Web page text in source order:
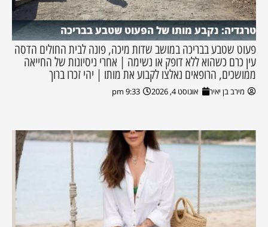
טרגדיה: נקבע מותו של הפעוט שטבע בבריכה
פעוט שטבע בבריכה במושב שדות מיכה, פונה לבית החולים הדסה
עין כרם כשהוא ללא דופק או נשימה | אחרי ניסיונות של החייאה
ממושכים, הרופאים נאלצו לקבוע את מותו | יהי זכרו ברוך
מירב בן יאיר אוגוסט 4, 2026 9:33 pm